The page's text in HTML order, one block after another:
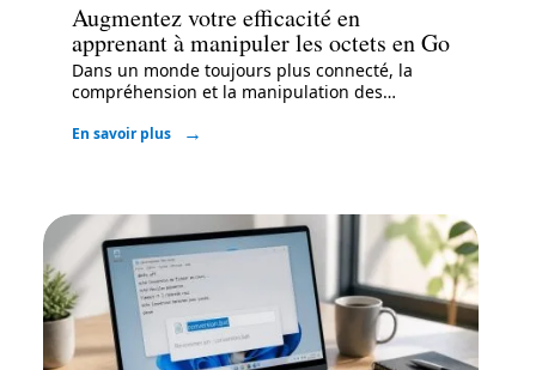
Augmentez votre efficacité en
apprenant à manipuler les octets en Go
Dans un monde toujours plus connecté, la
compréhension et la manipulation des…
En savoir plus